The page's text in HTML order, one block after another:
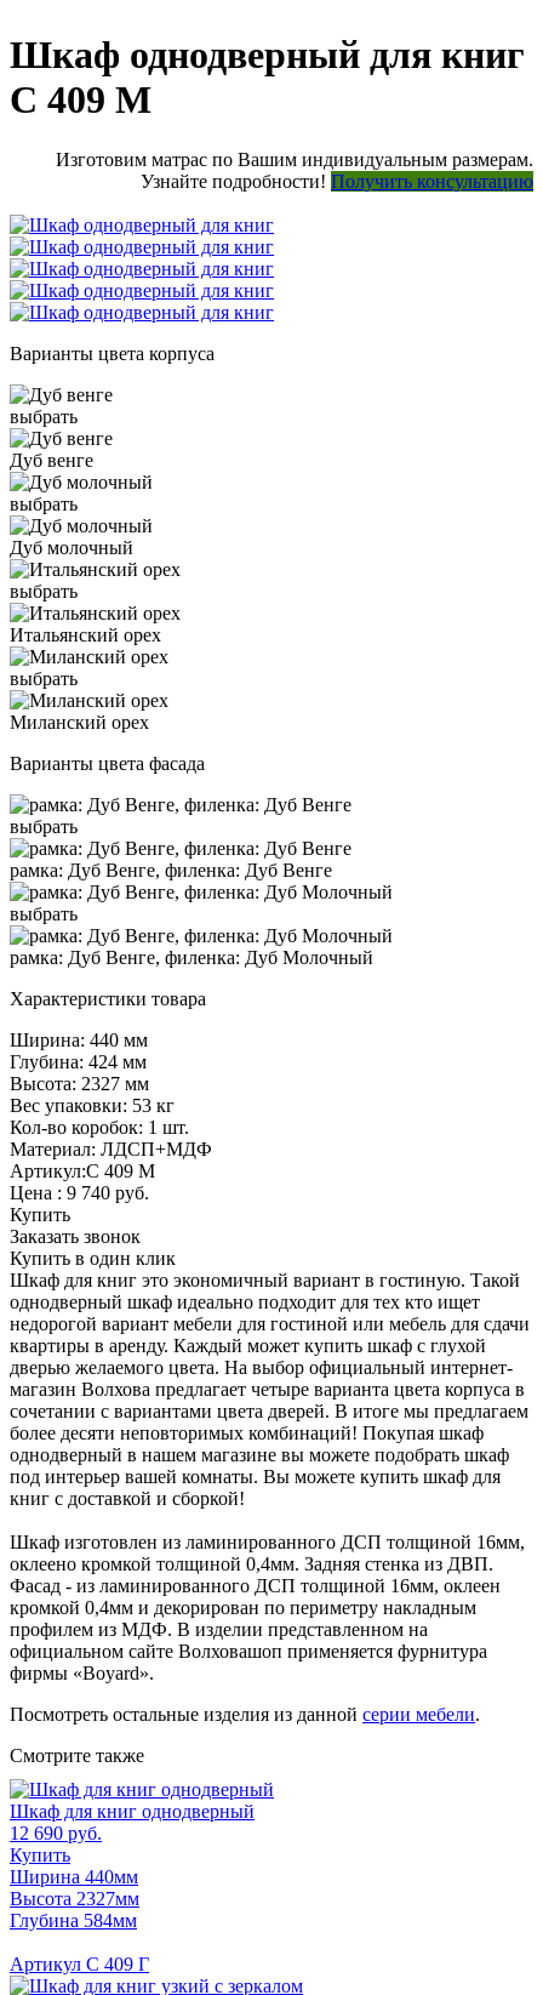
Шкаф однодверный для книг
С 409 М
Изготовим матрас по Вашим индивидуальным размерам.
Узнайте подробности! Получить консультацию
Варианты цвета корпуса
выбрать
Дуб венге
выбрать
Дуб молочный
выбрать
Итальянский орех
выбрать
Миланский орех
Варианты цвета фасада
выбрать
рамка: Дуб Венге, филенка: Дуб Венге
выбрать
рамка: Дуб Венге, филенка: Дуб Молочный
Характеристики товара
Ширина: 440 мм
Глубина: 424 мм
Высота: 2327 мм
Вес упаковки: 53 кг
Кол-во коробок: 1 шт.
Материал: ЛДСП+МДФ
Артикул:С 409 М
Цена : 9 740 руб.
Купить
Заказать звонок
Купить в один клик
Шкаф для книг это экономичный вариант в гостиную. Такой
однодверный шкаф идеально подходит для тех кто ищет
недорогой вариант мебели для гостиной или мебель для сдачи
квартиры в аренду. Каждый может купить шкаф с глухой
дверью желаемого цвета. На выбор официальный интернет-
магазин Волхова предлагает четыре варианта цвета корпуса в
сочетании с вариантами цвета дверей. В итоге мы предлагаем
более десяти неповторимых комбинаций! Покупая шкаф
однодверный в нашем магазине вы можете подобрать шкаф
под интерьер вашей комнаты. Вы можете купить шкаф для
книг с доставкой и сборкой!
Шкаф изготовлен из ламинированного ДСП толщиной 16мм,
оклеено кромкой толщиной 0,4мм. Задняя стенка из ДВП.
Фасад - из ламинированного ДСП толщиной 16мм, оклеен
кромкой 0,4мм и декорирован по периметру накладным
профилем из МДФ. В изделии представленном на
официальном сайте Волховашоп применяется фурнитура
фирмы «Boyard».
Посмотреть остальные изделия из данной серии мебели.
Смотрите также
Шкаф для книг однодверный
12 690 руб.
Купить
Ширина 440мм
Высота 2327мм
Глубина 584мм
Артикул С 409 Г